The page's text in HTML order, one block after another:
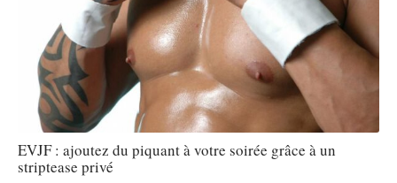
EVJF : ajoutez du piquant à votre soirée grâce à un
striptease privé